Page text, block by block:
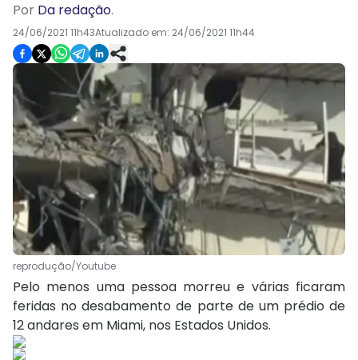
Por Da redação.
24/06/2021 11h43Atualizado em: 24/06/2021 11h44
reprodução/Youtube
Pelo menos uma pessoa morreu e várias ficaram
feridas no desabamento de parte de um prédio de
12 andares em Miami, nos Estados Unidos.